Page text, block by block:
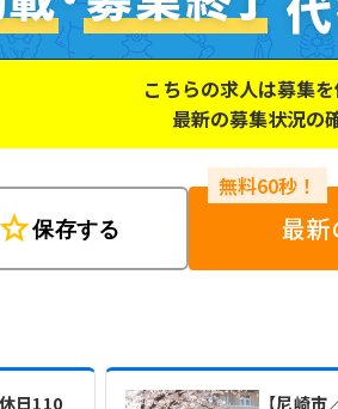
こちらの求人は募集を
最新の募集状況の
star保存する 最新
日110
【尼崎